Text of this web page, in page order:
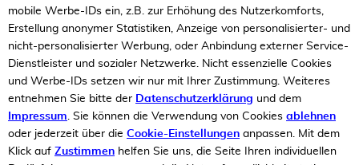
mobile Werbe-IDs ein, z.B. zur Erhöhung des Nutzerkomforts,
Erstellung anonymer Statistiken, Anzeige von personalisierter- und
nicht-personalisierter Werbung, oder Anbindung externer Service-
Dienstleister und sozialer Netzwerke. Nicht essenzielle Cookies
und Werbe-IDs setzen wir nur mit Ihrer Zustimmung. Weiteres
entnehmen Sie bitte der Datenschutzerklärung und dem
Impressum. Sie können die Verwendung von Cookies ablehnen
oder jederzeit über die Cookie-Einstellungen anpassen. Mit dem
Klick auf Zustimmen helfen Sie uns, die Seite Ihren individuellen